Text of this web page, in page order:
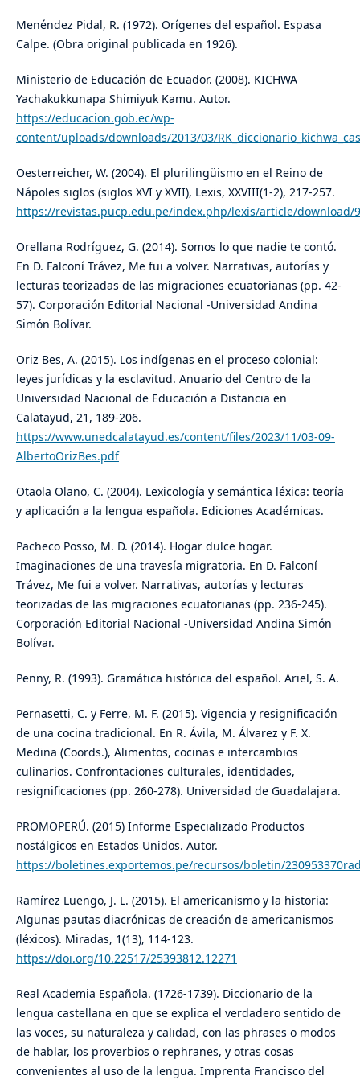
Menéndez Pidal, R. (1972). Orígenes del español. Espasa
Calpe. (Obra original publicada en 1926).
Ministerio de Educación de Ecuador. (2008). KICHWA
Yachakukkunapa Shimiyuk Kamu. Autor.
https://educacion.gob.ec/wp-
content/uploads/downloads/2013/03/
Oesterreicher, W. (2004). El plurilingüismo en el Reino de
Nápoles siglos (siglos XVI y XVII), Lexis, XXVIII(1-2), 217-257.
https://revistas.pucp.edu.pe/index.php/lexis/article/download/
Orellana Rodríguez, G. (2014). Somos lo que nadie te contó.
En D. Falconí Trávez, Me fui a volver. Narrativas, autorías y
lecturas teorizadas de las migraciones ecuatorianas (pp. 42-
57). Corporación Editorial Nacional -Universidad Andina
Simón Bolívar.
Oriz Bes, A. (2015). Los indígenas en el proceso colonial:
leyes jurídicas y la esclavitud. Anuario del Centro de la
Universidad Nacional de Educación a Distancia en
Calatayud, 21, 189-206.
https://www.unedcalatayud.es/content/files/2023/11/03-09-
AlbertoOrizBes.pdf
Otaola Olano, C. (2004). Lexicología y semántica léxica: teoría
y aplicación a la lengua española. Ediciones Académicas.
Pacheco Posso, M. D. (2014). Hogar dulce hogar.
Imaginaciones de una travesía migratoria. En D. Falconí
Trávez, Me fui a volver. Narrativas, autorías y lecturas
teorizadas de las migraciones ecuatorianas (pp. 236-245).
Corporación Editorial Nacional -Universidad Andina Simón
Bolívar.
Penny, R. (1993). Gramática histórica del español. Ariel, S. A.
Pernasetti, C. y Ferre, M. F. (2015). Vigencia y resignificación
de una cocina tradicional. En R. Ávila, M. Álvarez y F. X.
Medina (Coords.), Alimentos, cocinas e intercambios
culinarios. Confrontaciones culturales, identidades,
resignificaciones (pp. 260-278). Universidad de Guadalajara.
PROMOPERÚ. (2015) Informe Especializado Productos
nostálgicos en Estados Unidos. Autor.
https://boletines.exportemos.pe/recursos/boletin/
Ramírez Luengo, J. L. (2015). El americanismo y la historia:
Algunas pautas diacrónicas de creación de americanismos
(léxicos). Miradas, 1(13), 114-123.
https://doi.org/10.22517/25393812.12271
Real Academia Española. (1726-1739). Diccionario de la
lengua castellana en que se explica el verdadero sentido de
las voces, su naturaleza y calidad, con las phrases o modos
de hablar, los proverbios o rephranes, y otras cosas
convenientes al uso de la lengua. Imprenta Francisco del